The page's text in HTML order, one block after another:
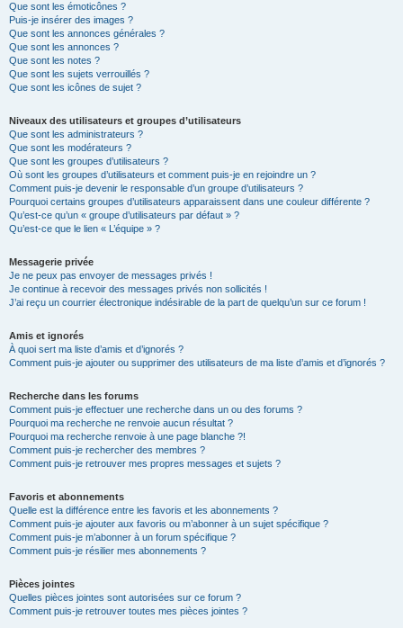
Que sont les émoticônes ?
Puis-je insérer des images ?
Que sont les annonces générales ?
Que sont les annonces ?
Que sont les notes ?
Que sont les sujets verrouillés ?
Que sont les icônes de sujet ?
Niveaux des utilisateurs et groupes d’utilisateurs
Que sont les administrateurs ?
Que sont les modérateurs ?
Que sont les groupes d’utilisateurs ?
Où sont les groupes d’utilisateurs et comment puis-je en rejoindre un ?
Comment puis-je devenir le responsable d’un groupe d’utilisateurs ?
Pourquoi certains groupes d’utilisateurs apparaissent dans une couleur différente ?
Qu’est-ce qu’un « groupe d’utilisateurs par défaut » ?
Qu’est-ce que le lien « L’équipe » ?
Messagerie privée
Je ne peux pas envoyer de messages privés !
Je continue à recevoir des messages privés non sollicités !
J’ai reçu un courrier électronique indésirable de la part de quelqu’un sur ce forum !
Amis et ignorés
À quoi sert ma liste d’amis et d’ignorés ?
Comment puis-je ajouter ou supprimer des utilisateurs de ma liste d’amis et d’ignorés ?
Recherche dans les forums
Comment puis-je effectuer une recherche dans un ou des forums ?
Pourquoi ma recherche ne renvoie aucun résultat ?
Pourquoi ma recherche renvoie à une page blanche ?!
Comment puis-je rechercher des membres ?
Comment puis-je retrouver mes propres messages et sujets ?
Favoris et abonnements
Quelle est la différence entre les favoris et les abonnements ?
Comment puis-je ajouter aux favoris ou m’abonner à un sujet spécifique ?
Comment puis-je m’abonner à un forum spécifique ?
Comment puis-je résilier mes abonnements ?
Pièces jointes
Quelles pièces jointes sont autorisées sur ce forum ?
Comment puis-je retrouver toutes mes pièces jointes ?